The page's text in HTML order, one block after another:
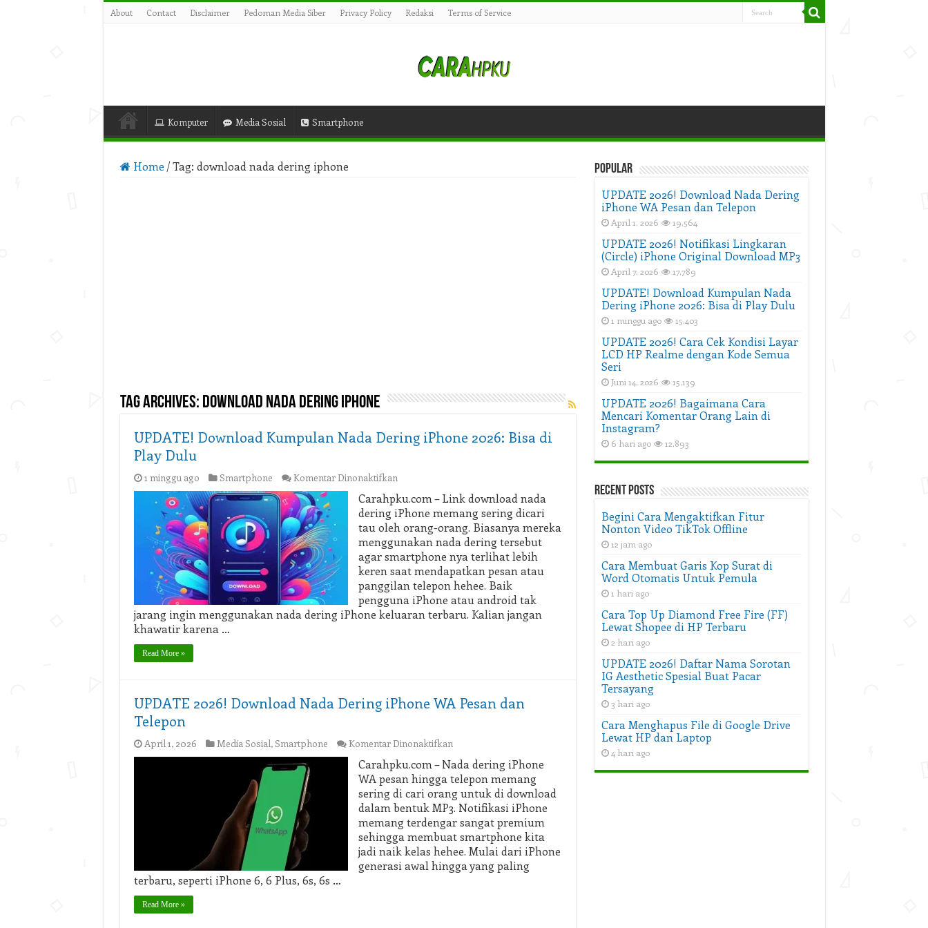
About Contact Disclaimer Pedoman Media Siber Privacy Policy Redaksi Terms of Service
Komputer Media Sosial Smartphone
Home /Tag: download nada dering iphone
Tag Archives: download nada dering iphone
UPDATE! Download Kumpulan Nada Dering iPhone 2026: Bisa di
Play Dulu
1 minggu ago Smartphone Komentar Dinonaktifkanpada
Download
Kumpulan
Nada
Dering
iPhone
2026:
Bisa
Play
Dulu
Carahpku.com – Link download nada
dering iPhone memang sering dicari
tau oleh orang-orang. Biasanya mereka
menggunakan nada dering tersebut
agar smartphone nya terlihat lebih
keren saat mendapatkan pesan atau
panggilan telepon hehee. Baik
pengguna iPhone atau android tak
jarang ingin menggunakan nada dering iPhone keluaran terbaru. Kalian jangan
khawatir karena …
Read More »
UPDATE 2026! Download Nada Dering iPhone WA Pesan dan
Telepon
April 1, 2026 Media Sosial,Smartphone Komentar Dinonaktifkanpada
2026!
Download
Nada
Dering
iPhone
WA
Pesan
dan
Telepon
Carahpku.com – Nada dering iPhone
WA pesan hingga telepon memang
sering di cari orang untuk di download
dalam bentuk MP3. Notifikasi iPhone
memang terdengar sangat premium
sehingga membuat smartphone kita
jadi naik kelas hehee. Mulai dari iPhone
generasi awal hingga yang paling
terbaru, seperti iPhone 6, 6 Plus, 6s, 6s …
Read More »
Popular
UPDATE 2026! Download Nada Dering
iPhone WA Pesan dan Telepon
April 1, 2026 19,564
UPDATE 2026! Notifikasi Lingkaran
(Circle) iPhone Original Download MP3
April 7, 2026 17,789
UPDATE! Download Kumpulan Nada
Dering iPhone 2026: Bisa di Play Dulu
1 minggu ago 15,403
UPDATE 2026! Cara Cek Kondisi Layar
LCD HP Realme dengan Kode Semua
Seri
Juni 14, 2026 15,139
UPDATE 2026! Bagaimana Cara
Mencari Komentar Orang Lain di
Instagram?
6 hari ago 12,893
Recent Posts
Begini Cara Mengaktifkan Fitur
Nonton Video TikTok Offline
12 jam ago
Cara Membuat Garis Kop Surat di
Word Otomatis Untuk Pemula
1 hari ago
Cara Top Up Diamond Free Fire (FF)
Lewat Shopee di HP Terbaru
2 hari ago
UPDATE 2026! Daftar Nama Sorotan
IG Aesthetic Spesial Buat Pacar
Tersayang
3 hari ago
Cara Menghapus File di Google Drive
Lewat HP dan Laptop
4 hari ago